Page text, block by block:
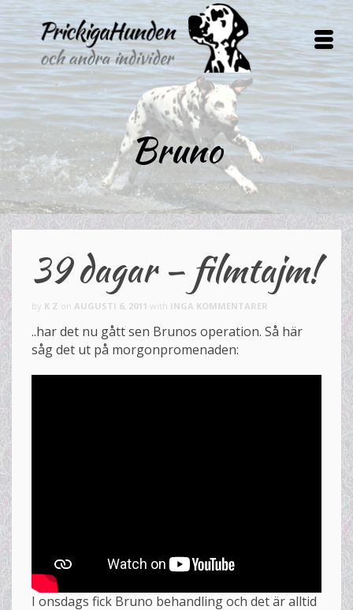
Bruno
39 dagar – filmtajm!
by K Z on AUGUSTI 6, 2011 with INGA KOMMENTARER
..har det nu gått sen Brunos operation. Så här
såg det ut på morgonpromenaden:
I onsdags fick Bruno behandling och det är alltid